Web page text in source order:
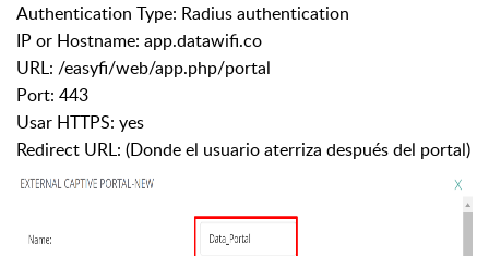
Authentication Type: Radius authentication
IP or Hostname: app.datawifi.co
URL: /easyfi/web/app.php/portal
Port: 443
Usar HTTPS: yes
Redirect URL: (Donde el usuario aterriza después del portal)